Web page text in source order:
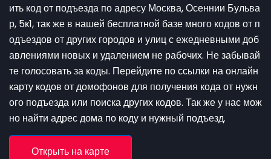
ить код от подъезда по адресу Москва, Осеннии Бульва
р, 5к1, так же в нашей бесплатной базе много кодов от п
одъездов от других городов и улиц с ежедневными доб
авлениями новых и удалением не рабочих. Не забывай
те голосовать за коды. Перейдите по ссылки на онлайн
карту кодов от домофонов для получения кода от нужн
ого подъезда или поиска других кодов. Так же у нас мож
но найти адрес дома по коду и нужный подъезд.
Открыть на карте